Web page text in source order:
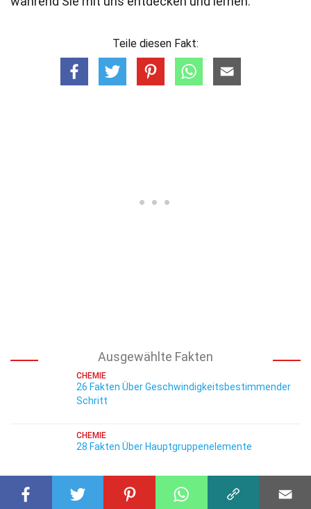
Teile diesen Fakt:
Ausgewählte Fakten
CHEMIE
26 Fakten Über Geschwindigkeitsbestimmender
Schritt
CHEMIE
28 Fakten Über Hauptgruppenelemente
CHEMIE